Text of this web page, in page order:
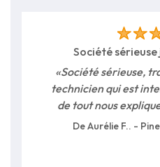
société
«Société sérieuse,
technicien qui est
de tout nous
De Aurélie F.. -